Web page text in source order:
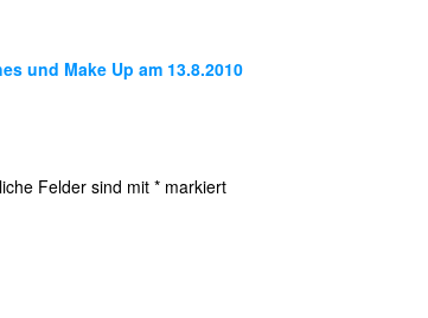
und Make Up am 13.8.2010
Felder sind mit* markiert